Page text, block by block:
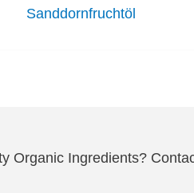
Sanddornfruchtöl
Organic Ingredients?